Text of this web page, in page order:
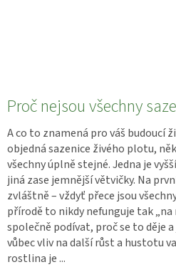
Proč nejsou všechny
A co to znamená pro váš budoucí
objedná sazenice živého plotu,
všechny úplně stejné. Jedna je
jiná zase jemnější větvičky. Na
zvláštně – vždyť přece jsou
přírodě to nikdy nefunguje tak
společně podívat, proč se to děje
vůbec vliv na další růst a hustotu
rostlina je ...